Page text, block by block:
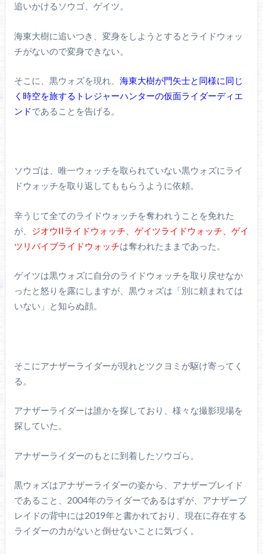
追いかけるソウゴ、ゲイツ。
海東大樹に追いつき、変身をしようとするとライドウォッ
チがないので変身できない。
そこに、黒ウォズを現れ、 海東大樹が門矢士と同様に同じ
く時空を旅するトレジャーハンターの仮面ライダーディエ
ンドであることを告げる。
ソウゴは、唯一ウォッチを取られていない黒ウォズにライ
ドウォッチを取り返してももらうように依頼。
辛うじて全てのライドウォッチを奪われうことを免れた
が、 ジオウIIライドウォッチ、ゲイツライドウォッチ、ゲイ
ツリバイブライドウォッチは奪われたままであった。
ゲイツは黒ウォズに自分のライドウォッチを取り戻せなか
ったと怒りを露にしますが、黒ウォズは「別に頼まれては
いない」と知らぬ顔。
そこにアナザーライダーが現れとツクヨミが駆け寄ってく
る。
アナザーライダーは誰かを探しており、様々な撮影現場を
探していた。
アナザーライダーのもとに到着したソウゴら。
黒ウォズはアナザーライダーの姿から、アナザーブレイド
であること、2004年のライダーであるはずが、アナザーブ
レイドの背中には2019年と書かれており、現在に存在する
ライダーの力がないと倒せないことに気づく。